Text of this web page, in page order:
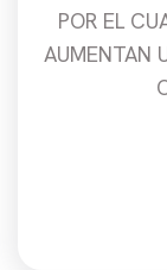
POR EL
AUMENTAN